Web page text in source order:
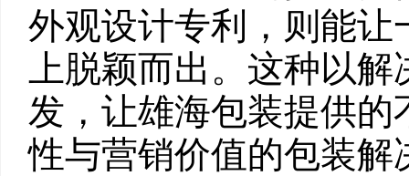
外观设计专利，则能
上脱颖而出。这种以
发，让雄海包装提供
性与营销价值的包装解